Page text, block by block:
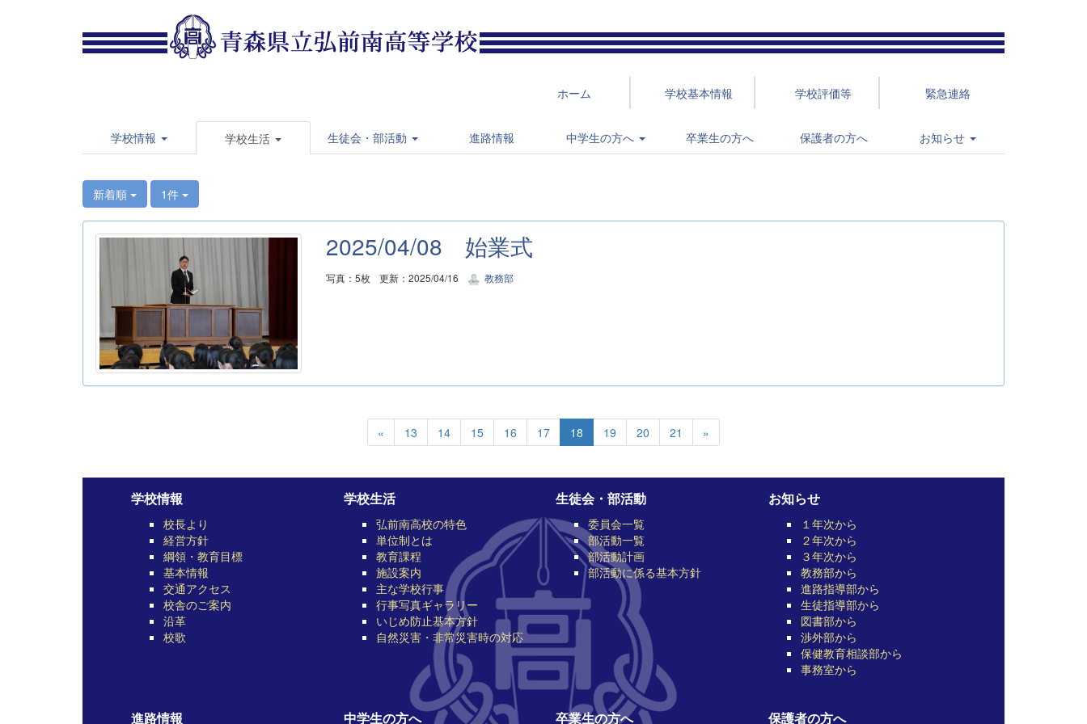
ホーム 学校基本情報 学校評価等 緊急連絡
学校情報 学校生活 生徒会・部活動 進路情報 中学生の方へ 卒業生の方へ 保護者の方へ お知らせ
新着順 1件
2025/04/08 始業式
写真：5枚 更新：2025/04/16 教務部
« 13 14 15 16 17 18 19 20 21 »
学校情報
校長より
経営方針
綱領・教育目標
基本情報
交通アクセス
校舎のご案内
沿革
校歌
学校生活
弘前南高校の特色
単位制とは
教育課程
施設案内
主な学校行事
行事写真ギャラリー
いじめ防止基本方針
自然災害・非常災害時の対応
生徒会・部活動
委員会一覧
部活動一覧
部活動計画
部活動に係る基本方針
お知らせ
１年次から
２年次から
３年次から
教務部から
進路指導部から
生徒指導部から
図書部から
渉外部から
保健教育相談部から
事務室から
進路情報 中学生の方へ 卒業生の方へ 保護者の方へ